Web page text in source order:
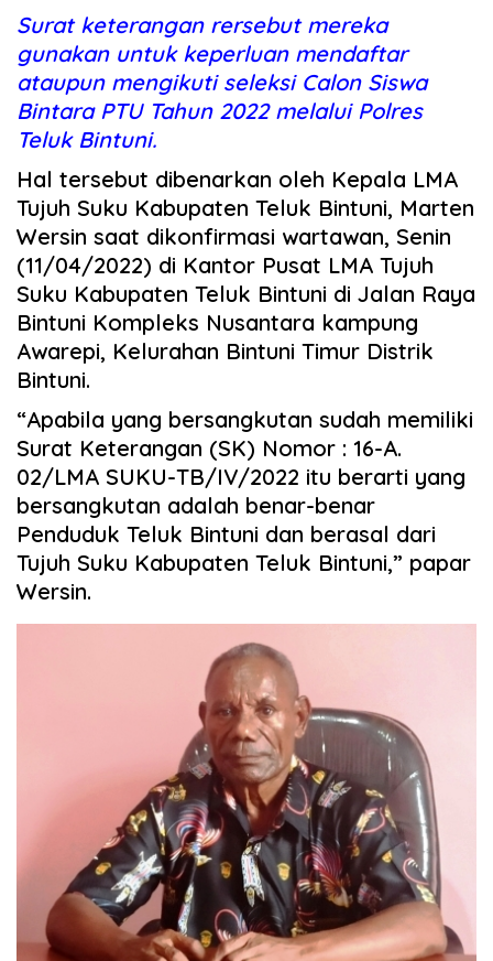
Surat keterangan rersebut mereka
gunakan untuk keperluan mendaftar
ataupun mengikuti seleksi Calon Siswa
Bintara PTU Tahun 2022 melalui Polres
Teluk Bintuni.
Hal tersebut dibenarkan oleh Kepala LMA
Tujuh Suku Kabupaten Teluk Bintuni, Marten
Wersin saat dikonfirmasi wartawan, Senin
(11/04/2022) di Kantor Pusat LMA Tujuh
Suku Kabupaten Teluk Bintuni di Jalan Raya
Bintuni Kompleks Nusantara kampung
Awarepi, Kelurahan Bintuni Timur Distrik
Bintuni.
“Apabila yang bersangkutan sudah memiliki
Surat Keterangan (SK) Nomor : 16-A.
02/LMA SUKU-TB/IV/2022 itu berarti yang
bersangkutan adalah benar-benar
Penduduk Teluk Bintuni dan berasal dari
Tujuh Suku Kabupaten Teluk Bintuni,” papar
Wersin.